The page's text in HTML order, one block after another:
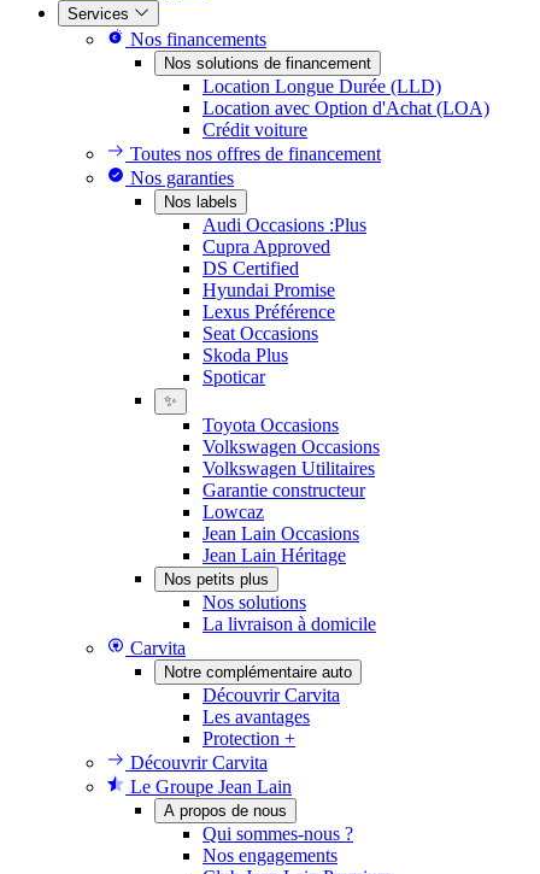
Services
Nos financements
Nos solutions de financement
Location Longue Durée (LLD)
Location avec Option d'Achat (LOA)
Crédit voiture
Toutes nos offres de financement
Nos garanties
Nos labels
Audi Occasions :Plus
Cupra Approved
DS Certified
Hyundai Promise
Lexus Préférence
Seat Occasions
Skoda Plus
Spoticar
✨
Toyota Occasions
Volkswagen Occasions
Volkswagen Utilitaires
Garantie constructeur
Lowcaz
Jean Lain Occasions
Jean Lain Héritage
Nos petits plus
Nos solutions
La livraison à domicile
Carvita
Notre complémentaire auto
Découvrir Carvita
Les avantages
Protection +
Découvrir Carvita
Le Groupe Jean Lain
A propos de nous
Qui sommes-nous ?
Nos engagements